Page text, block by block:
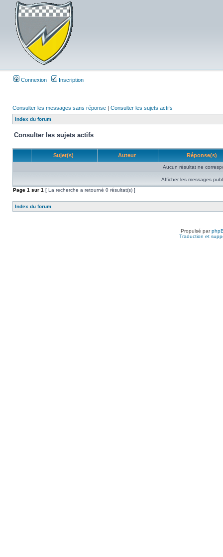
Connexion Inscription
Consulter les messages sans réponse | Consulter les sujets actifs
Index du forum
Consulter les sujets actifs
Sujet(s) Auteur Réponse(s)
Aucun résultat ne
Afficher les messages
Page 1 sur 1 [ La recherche a retourné 0 résultat(s) ]
Index du forum
Propulsé par
Traduction et